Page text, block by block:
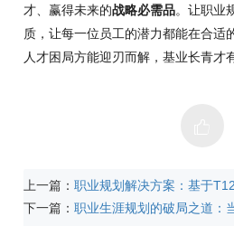
才、赢得未来的战略必需品。让职业
质，让每一位员工的潜力都能在合适
人才困局方能迎刃而解，基业长青才
上一篇：职业规划解决方案：基于
下一篇：职业生涯规划的破局之道：